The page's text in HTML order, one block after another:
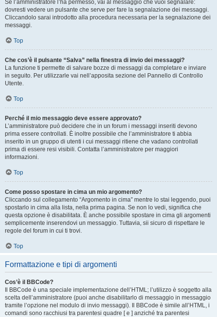
Se l’amministratore l’ha permesso, vai al messaggio che vuoi segnalare:
dovresti vedere un pulsante che serve per fare la segnalazione dei messaggi.
Cliccandolo sarai introdotto alla procedura necessaria per la segnalazione dei
messaggi.
Top
Che cos’è il pulsante “Salva” nella finestra di invio dei messaggi?
La funzione ti permette di salvare bozze di messaggi da completare e inviare
in seguito. Per utilizzarle vai nell’apposita sezione del Pannello di Controllo
Utente.
Top
Perché il mio messaggio deve essere approvato?
L’amministratore può decidere che in un forum i messaggi inseriti devono
prima essere controllati. È inoltre possibile che l’amministratore ti abbia
inserito in un gruppo di utenti i cui messaggi ritiene che vadano controllati
prima di essere resi visibili. Contatta l’amministratore per maggiori
informazioni.
Top
Come posso spostare in cima un mio argomento?
Cliccando sul collegamento “Argomento in cima” mentre lo stai leggendo, puoi
spostarlo in cima alla lista, nella prima pagina. Se non lo vedi, significa che
questa opzione è disabilitata. È anche possibile spostare in cima gli argomenti
semplicemente inserendovi un messaggio. Tuttavia, sii sicuro di rispettare le
regole del forum in cui ti trovi.
Top
Formattazione e tipi di argomenti
Cos’è il BBCode?
Il BBCode è una speciale implementazione dell’HTML; l’utilizzo è soggetto alla
scelta dell’amministratore (puoi anche disabilitarlo di messaggio in messaggio
tramite l’opzione nel modulo di invio messaggi). Il BBCode è simile all’HTML, i
comandi sono racchiusi tra parentesi quadre [ e ] anziché tra parentesi